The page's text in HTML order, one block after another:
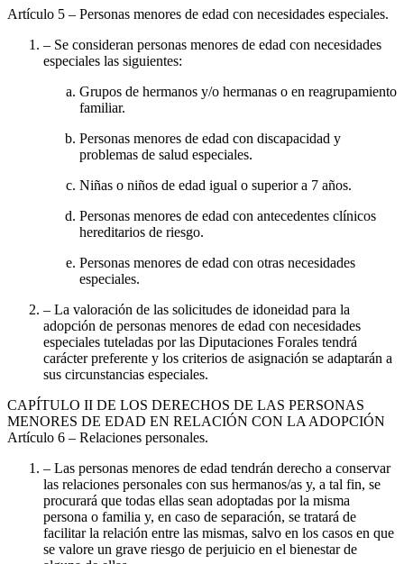
Artículo 5 – Personas menores de edad con necesidades especiales.
– Se consideran personas menores de edad con necesidades
especiales las siguientes:
Grupos de hermanos y/o hermanas o en reagrupamiento
familiar.
Personas menores de edad con discapacidad y
problemas de salud especiales.
Niñas o niños de edad igual o superior a 7 años.
Personas menores de edad con antecedentes clínicos
hereditarios de riesgo.
Personas menores de edad con otras necesidades
especiales.
– La valoración de las solicitudes de idoneidad para la
adopción de personas menores de edad con necesidades
especiales tuteladas por las Diputaciones Forales tendrá
carácter preferente y los criterios de asignación se adaptarán a
sus circunstancias especiales.
CAPÍTULO II DE LOS DERECHOS DE LAS PERSONAS
MENORES DE EDAD EN RELACIÓN CON LA ADOPCIÓN
Artículo 6 – Relaciones personales.
– Las personas menores de edad tendrán derecho a conservar
las relaciones personales con sus hermanos/as y, a tal fin, se
procurará que todas ellas sean adoptadas por la misma
persona o familia y, en caso de separación, se tratará de
facilitar la relación entre las mismas, salvo en los casos en que
se valore un grave riesgo de perjuicio en el bienestar de